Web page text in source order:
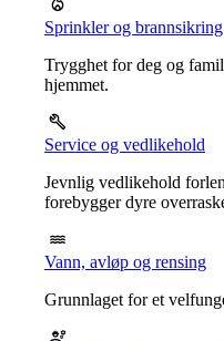
Sprinkler og brannsikring
Trygghet for deg og
hjemmet.
Service og vedlikehold
Jevnlig vedlikehold
forebygger dyre
Vann, avløp og rensing
Grunnlaget for et